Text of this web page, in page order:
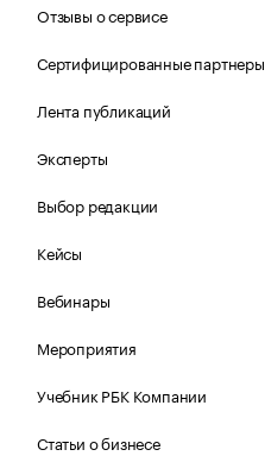
Отзывы о сервисе
Сертифицированные партнеры
Лента публикаций
Эксперты
Выбор редакции
Кейсы
Вебинары
Мероприятия
Учебник РБК Компании
Статьи о бизнесе